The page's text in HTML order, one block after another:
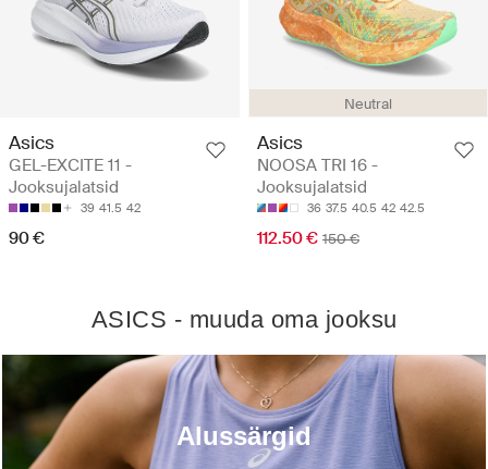
Asics
GEL-EXCITE 11 -
Jooksujalatsid
39 41.5 42
90 €
Neutral
Asics
NOOSA TRI 16 -
Jooksujalatsid
36 37.5 40.5 42 42.5
112.50 € 150 €
Alussärgid
ASICS - muuda oma jooksu